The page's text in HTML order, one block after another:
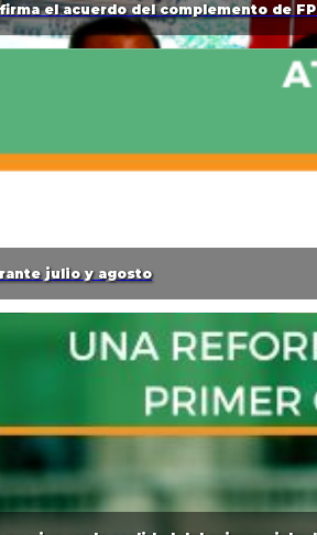
el acuerdo del complemento de
julio y agosto